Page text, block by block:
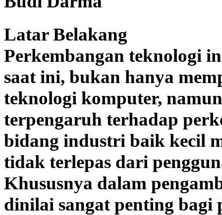
Latar Belakang
Perkembangan teknologi
saat ini, bukan hanya
teknologi komputer,
terpengaruh terhadap
bidang industri baik kecil
tidak terlepas dari
Khususnya dalam
dinilai sangat penting bagi